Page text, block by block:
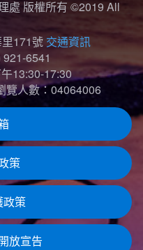
處 版權所有 ©2019 All
171號 交通資訊
6541
13:30-17:30
覽人數：04064006
策
政策
放宣告